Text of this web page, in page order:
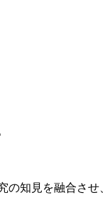
知見を融合さ